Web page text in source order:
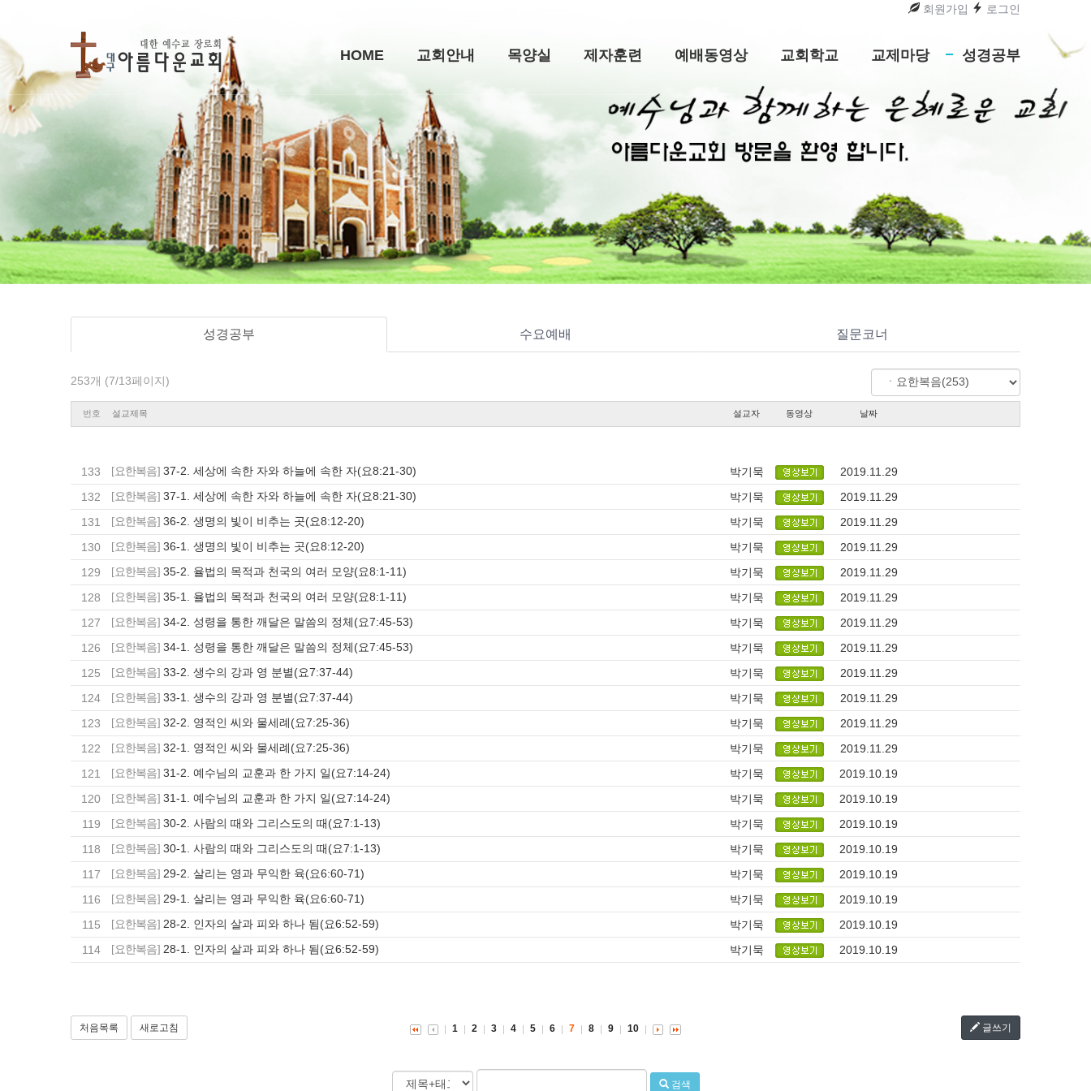
회원가입 로그인
HOME 교회안내 목양실 제자훈련 예배동영상 교회학교 교제마당 성경공부
성경공부 수요예배 질문코너
253개 (7/13페이지)
번호 설교제목 설교자 동영상 날짜
133 [요한복음] 37-2. 세상에 속한 자와 하늘에 속한 자(요8:21-30) 박기묵
2019.11.29
132
[요한복음] 37-1. 세상에 속한 자와 하늘에 속한 자(요8:21-30) 박기묵
2019.11.29
131
[요한복음] 36-2. 생명의 빛이 비추는 곳(요8:12-20) 박기묵
2019.11.29
130
[요한복음] 36-1. 생명의 빛이 비추는 곳(요8:12-20) 박기묵
2019.11.29
129
[요한복음] 35-2. 율법의 목적과 천국의 여러 모양(요8:1-11) 박기묵
2019.11.29
128
[요한복음] 35-1. 율법의 목적과 천국의 여러 모양(요8:1-11) 박기묵
2019.11.29
127
[요한복음] 34-2. 성령을 통한 깨달은 말씀의 정체(요7:45-53) 박기묵
2019.11.29
126
[요한복음] 34-1. 성령을 통한 깨달은 말씀의 정체(요7:45-53) 박기묵
2019.11.29
125
[요한복음] 33-2. 생수의 강과 영 분별(요7:37-44) 박기묵
2019.11.29
124
[요한복음] 33-1. 생수의 강과 영 분별(요7:37-44) 박기묵
2019.11.29
123
[요한복음] 32-2. 영적인 씨와 물세례(요7:25-36) 박기묵
2019.11.29
122
[요한복음] 32-1. 영적인 씨와 물세례(요7:25-36) 박기묵
2019.11.29
121
[요한복음] 31-2. 예수님의 교훈과 한 가지 일(요7:14-24) 박기묵
2019.10.19
120
[요한복음] 31-1. 예수님의 교훈과 한 가지 일(요7:14-24) 박기묵
2019.10.19
119
[요한복음] 30-2. 사람의 때와 그리스도의 때(요7:1-13) 박기묵
2019.10.19
118
[요한복음] 30-1. 사람의 때와 그리스도의 때(요7:1-13) 박기묵
2019.10.19
117
[요한복음] 29-2. 살리는 영과 무익한 육(요6:60-71) 박기묵
2019.10.19
116
[요한복음] 29-1. 살리는 영과 무익한 육(요6:60-71) 박기묵
2019.10.19
115
[요한복음] 28-2. 인자의 살과 피와 하나 됨(요6:52-59) 박기묵
2019.10.19
114
[요한복음] 28-1. 인자의 살과 피와 하나 됨(요6:52-59) 박기묵 2019.10.19
처음목록 새로고침 글쓰기
1 2 3 4 5 6 7 8 9 10
검색